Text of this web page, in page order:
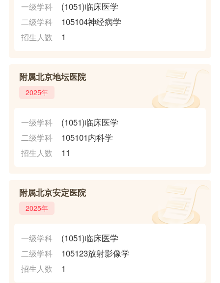
一级学科 (1051)临床医学
二级学科 105104神经病学
招生人数 1
附属北京地坛医院
2025年
一级学科 (1051)临床医学
二级学科 105101内科学
招生人数 11
附属北京安定医院
2025年
一级学科 (1051)临床医学
二级学科 105123放射影像学
招生人数 1